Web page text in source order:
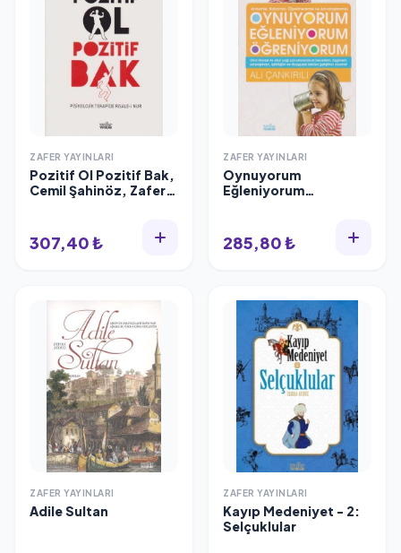
ZAFER YAYINLARI
Pozitif Ol Pozitif Bak,
Cemil Şahinöz, Zafer
307,40 ₺
ZAFER YAYINLARI
Oynuyorum
Eğleniyorum
285,80 ₺
ZAFER YAYINLARI
Adile Sultan
ZAFER YAYINLARI
Kayıp Medeniyet - 2:
Selçuklular